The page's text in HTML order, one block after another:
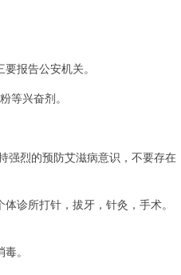
报告公安机关。
等兴奋剂。
烈的预防艾滋病意识，不要存在
诊所打针，拔牙，针灸，手术。
。